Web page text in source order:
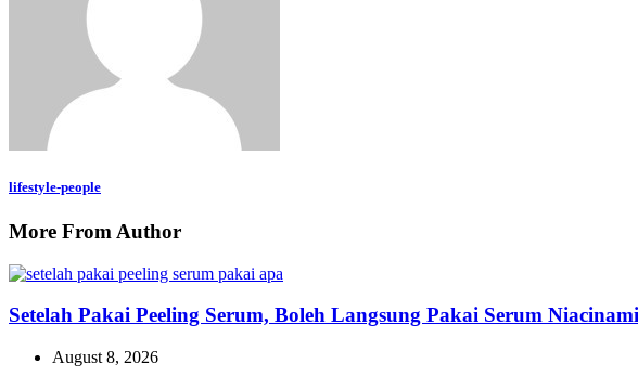
lifestyle-people
More From Author
Setelah Pakai Peeling Serum, Boleh Langsung Pakai Serum
August 8, 2026